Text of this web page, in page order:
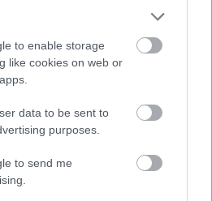
to enable storage
like cookies on web or
data to be sent to
purposes.
to send me
5.